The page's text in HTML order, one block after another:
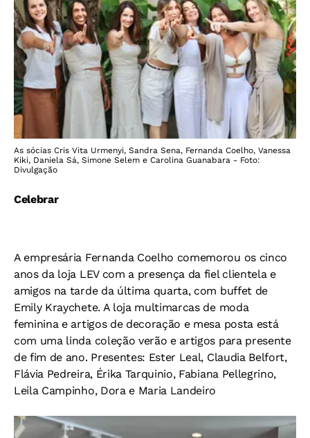
As sócias Cris Vita Urmenyi, Sandra Sena, Fernanda Coelho, Vanessa
Kiki, Daniela Sá, Simone Selem e Carolina Guanabara - Foto:
Divulgação
Celebrar
A empresária Fernanda Coelho comemorou os cinco
anos da loja LEV com a presença da fiel clientela e
amigos na tarde da última quarta, com buffet de
Emily Kraychete. A loja multimarcas de moda
feminina e artigos de decoração e mesa posta está
com uma linda coleção verão e artigos para presente
de fim de ano. Presentes: Ester Leal, Claudia Belfort,
Flávia Pedreira, Érika Tarquinio, Fabiana Pellegrino,
Leila Campinho, Dora e Maria Landeiro